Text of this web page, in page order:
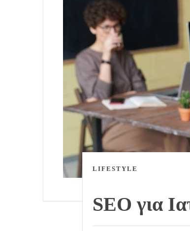
LIFESTYLE
SEO για